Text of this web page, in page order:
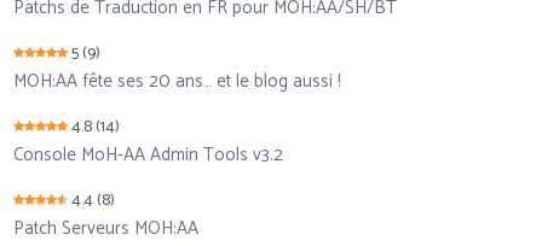
Patchs de Traduction en FR pour MOH:AA/SH/BT
5(9)
MOH:AA fête ses 20 ans… et le blog aussi !
4.8(14)
Console MoH-AA Admin Tools v3.2
4.4(8)
Patch Serveurs MOH:AA